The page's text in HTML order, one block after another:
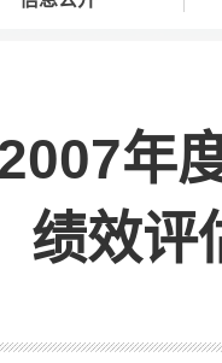
年
绩效评